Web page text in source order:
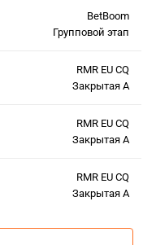
BetBoom
Групповой этап
RMR EU CQ
Закрытая А
RMR EU CQ
Закрытая А
RMR EU CQ
Закрытая А